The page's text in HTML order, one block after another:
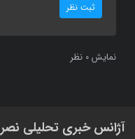
ثبت نظر
نمایش 0 نظر
آژانس خبری تحلیلی نصر